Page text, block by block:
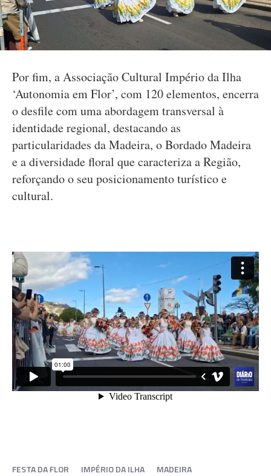
Por fim, a Associação Cultural Império da Ilha
‘Autonomia em Flor’, com 120 elementos, encerra
o desfile com uma abordagem transversal à
identidade regional, destacando as
particularidades da Madeira, o Bordado Madeira
e a diversidade floral que caracteriza a Região,
reforçando o seu posicionamento turístico e
cultural.
FESTA DA FLOR IMPÉRIO DA ILHA MADEIRA